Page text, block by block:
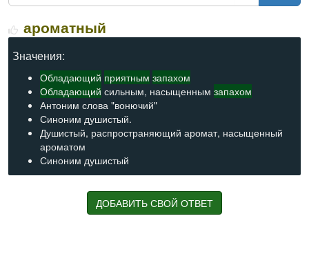
ароматный
Значения:
Обладающий приятным запахом
Обладающий сильным, насыщенным запахом
Антоним слова "вонючий"
Синоним душистый.
Душистый, распространяющий аромат, насыщенный
ароматом
Синоним душистый
ДОБАВИТЬ СВОЙ ОТВЕТ